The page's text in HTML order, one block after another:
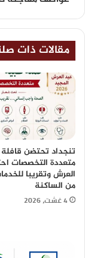
مقالات ذات
تنجداد تحتضن
متعددة التخصصات
العرش وتقريبا
من الساكنة
4 غشت، 2026